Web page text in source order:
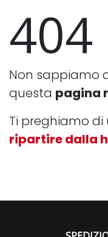
404
Non sappiamo
questa pagina
Ti preghiamo di
ripartire dalla